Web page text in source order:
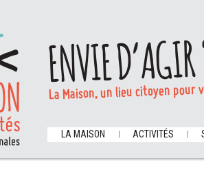
ENVIE
La Maison, un lieu citoyen
LA MAISON ACTIVITÉS